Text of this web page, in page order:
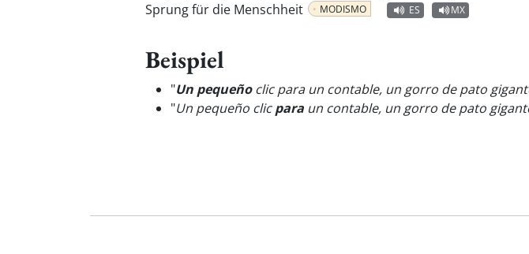
Sprung für die Menschheit
MODISMO ES MX
Beispiel
"Un pequeñoclic para un contable, un gorro de pato
"Un pequeño clicpara un contable, un gorro de pato